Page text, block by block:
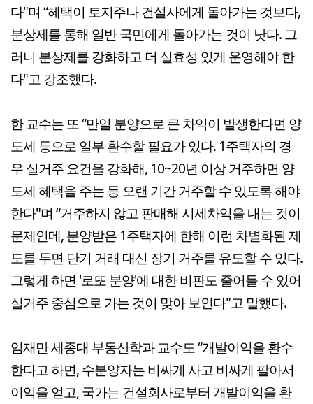
다"며 “혜택이 토지주나 건설사에게 돌아가는 것보다,
분상제를 통해 일반 국민에게 돌아가는 것이 낫다. 그
러니 분상제를 강화하고 더 실효성 있게 운영해야 한
다"고 강조했다.
한 교수는 또 “만일 분양으로 큰 차익이 발생한다면 양
도세 등으로 일부 환수할 필요가 있다. 1주택자의 경
우 실거주 요건을 강화해, 10~20년 이상 거주하면 양
도세 혜택을 주는 등 오랜 기간 거주할 수 있도록 해야
한다"며 “거주하지 않고 판매해 시세차익을 내는 것이
문제인데, 분양받은 1주택자에 한해 이런 차별화된 제
도를 두면 단기 거래 대신 장기 거주를 유도할 수 있다.
그렇게 하면 '로또 분양'에 대한 비판도 줄어들 수 있어
실거주 중심으로 가는 것이 맞아 보인다"고 말했다.
임재만 세종대 부동산학과 교수도 “개발이익을 환수
한다고 하면, 수분양자는 비싸게 사고 비싸게 팔아서
이익을 얻고, 국가는 건설회사로부터 개발이익을 환